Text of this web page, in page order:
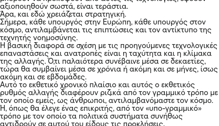
αξιοποιηθούν σωστά, είναι τεράστια.
Άρα, και εδώ χρειάζεται στρατηγική.
Σήμερα, κάθε υπουργός στην Ευρώπη, κάθε υπουργός στον
κόσμο, αντιλαμβάνεται τις επιπτώσεις και τον αντίκτυπο της
τεχνητής νοημοσύνης.
Η βασική διαφορά σε σχέση με τις προηγούμενες τεχνολογικές
επαναστάσεις και ανατροπές είναι η ταχύτητα και η κλίμακα
της αλλαγής. Ό,τι παλαιότερα συνέβαινε μέσα σε δεκαετίες,
τώρα θα συμβαίνει μέσα σε χρόνια ή ακόμη και σε μήνες, ίσως
ακόμη και σε εβδομάδες.
Αυτό το εκθετικό χρονικό πλαίσιο και αυτός ο εκθετικός
ρυθμός αλλαγής διαφέρουν ριζικά από τον γραμμικό τρόπο με
τον οποίο εμείς, ως άνθρωποι, αντιλαμβανόμαστε τον κόσμο.
Ή, όπως θα έλεγε ένας επικριτής, από τον «υπο-γραμμικό»
τρόπο με τον οποίο τα πολιτικά συστήματα συνήθως